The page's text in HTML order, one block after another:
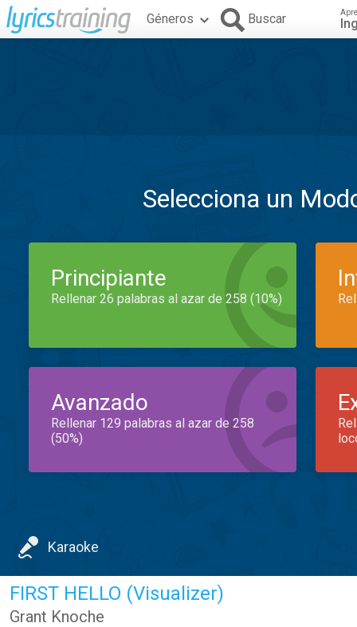
Géneros Buscar
Selecciona un
Principiante
Rellenar 26 palabras al azar de 258 (10%)
Avanzado
Rellenar 129 palabras al azar de 258
(50%)
Karaoke
FIRST HELLO (Visualizer)
Grant Knoche